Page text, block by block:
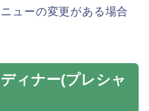
ューの変更がある場合
ィナー(プレシャ